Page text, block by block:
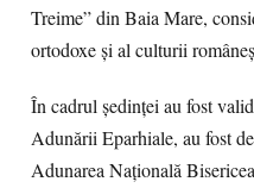
Treime” din Baia Mare,
ortodoxe și al culturii
În cadrul ședinței au fost
Adunării Eparhiale, au fost
Adunarea Națională